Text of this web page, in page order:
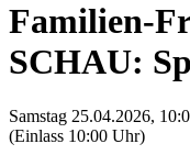
Familien-
SCHAU:
Samstag 25.04.2026,
(Einlass 10:00 Uhr)